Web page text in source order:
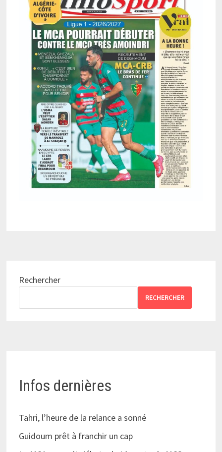
Rechercher
RECHERCHER
Infos dernières
Tahri, l’heure de la relance a sonné
Guidoum prêt à franchir un cap